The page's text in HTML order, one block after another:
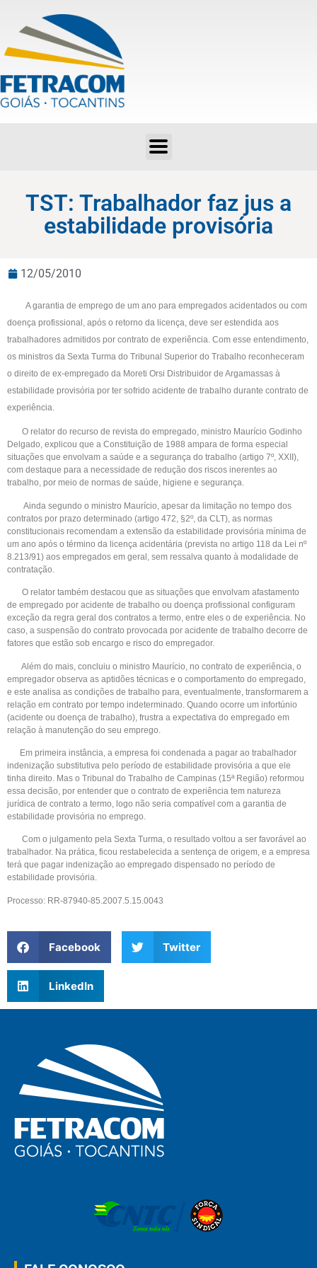
TST: Trabalhador faz jus a
estabilidade provisória
12/05/2010
A garantia de emprego de um ano para empregados acidentados ou com
doença profissional, após o retorno da licença, deve ser estendida aos
trabalhadores admitidos por contrato de experiência. Com esse entendimento,
os ministros da Sexta Turma do Tribunal Superior do Trabalho reconheceram
o direito de ex-empregado da Moreti Orsi Distribuidor de Argamassas à
estabilidade provisória por ter sofrido acidente de trabalho durante contrato de
experiência.
O relator do recurso de revista do empregado, ministro Maurício Godinho
Delgado, explicou que a Constituição de 1988 ampara de forma especial
situações que envolvam a saúde e a segurança do trabalho (artigo 7º, XXII),
com destaque para a necessidade de redução dos riscos inerentes ao
trabalho, por meio de normas de saúde, higiene e segurança.
Ainda segundo o ministro Maurício, apesar da limitação no tempo dos
contratos por prazo determinado (artigo 472, §2º, da CLT), as normas
constitucionais recomendam a extensão da estabilidade provisória mínima de
um ano após o término da licença acidentária (prevista no artigo 118 da Lei nº
8.213/91) aos empregados em geral, sem ressalva quanto à modalidade de
contratação.
O relator também destacou que as situações que envolvam afastamento
de empregado por acidente de trabalho ou doença profissional configuram
exceção da regra geral dos contratos a termo, entre eles o de experiência. No
caso, a suspensão do contrato provocada por acidente de trabalho decorre de
fatores que estão sob encargo e risco do empregador.
Além do mais, concluiu o ministro Maurício, no contrato de experiência, o
empregador observa as aptidões técnicas e o comportamento do empregado,
e este analisa as condições de trabalho para, eventualmente, transformarem a
relação em contrato por tempo indeterminado. Quando ocorre um infortúnio
(acidente ou doença de trabalho), frustra a expectativa do empregado em
relação à manutenção do seu emprego.
Em primeira instância, a empresa foi condenada a pagar ao trabalhador
indenização substitutiva pelo período de estabilidade provisória a que ele
tinha direito. Mas o Tribunal do Trabalho de Campinas (15ª Região) reformou
essa decisão, por entender que o contrato de experiência tem natureza
jurídica de contrato a termo, logo não seria compatível com a garantia de
estabilidade provisória no emprego.
Com o julgamento pela Sexta Turma, o resultado voltou a ser favorável ao
trabalhador. Na prática, ficou restabelecida a sentença de origem, e a empresa
terá que pagar indenização ao empregado dispensado no período de
estabilidade provisória.
Processo: RR-87940-85.2007.5.15.0043
Facebook Twitter
LinkedIn